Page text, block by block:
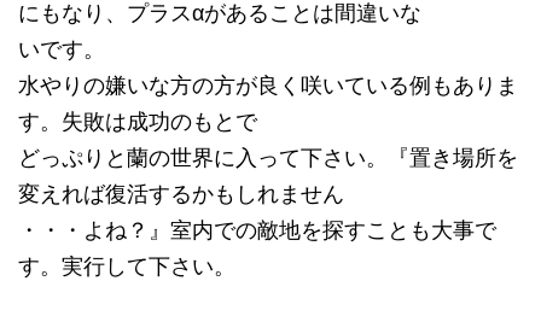
にもなり、プラスαがあることは間違いな
いです。
水やりの嫌いな方の方が良く咲いている例もありま
す。失敗は成功のもとで
どっぷりと蘭の世界に入って下さい。『置き場所を
変えれば復活するかもしれません
・・・よね？』室内での敵地を探すことも大事で
す。実行して下さい。